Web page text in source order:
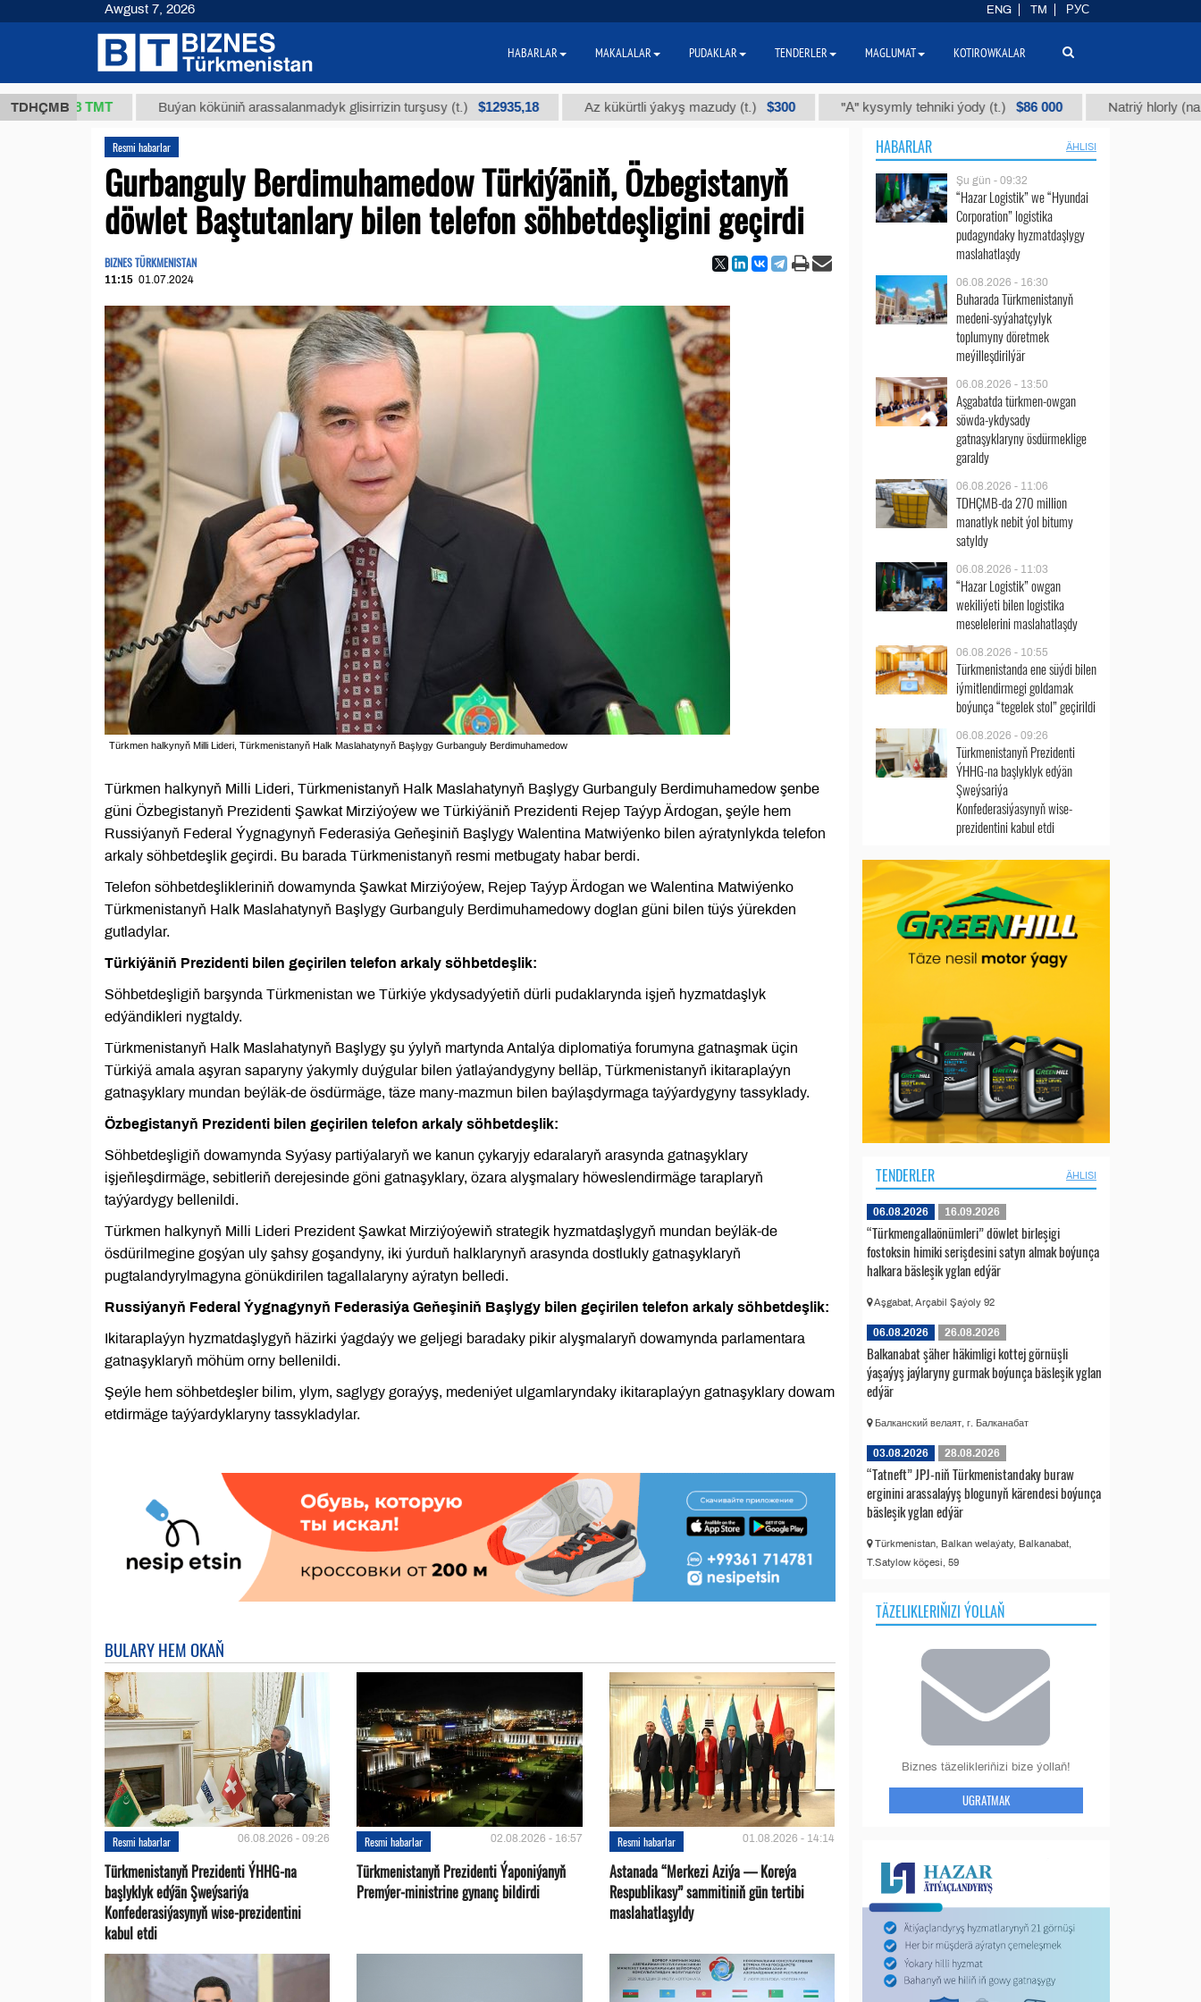
TDHÇMB
37,8 ТМТ Buýan köküniň arassalanmadyk glisirrizin turşusy (t.) $12935,18 Az kükürtli ýakyş mazudy (t.) $300 "А" kysymly tehniki ýody (t.) $86 000 Natriý hlorly (nahar
Resmi habarlar
Gurbanguly Berdimuhamedow Türkiýäniň, Özbegistanyň
döwlet Baştutanlary bilen telefon söhbetdeşligini geçirdi
BIZNES TÜRKMENISTAN
11:15 01.07.2024
Türkmen halkynyň Milli Lideri, Türkmenistanyň Halk Maslahatynyň Başlygy Gurbanguly Berdimuhamedow
Türkmen halkynyň Milli Lideri, Türkmenistanyň Halk Maslahatynyň Başlygy Gurbanguly Berdimuhamedow şenbe
güni Özbegistanyň Prezidenti Şawkat Mirziýoýew we Türkiýäniň Prezidenti Rejep Taýyp Ärdogan, şeýle hem
Russiýanyň Federal Ýygnagynyň Federasiýa Geňeşiniň Başlygy Walentina Matwiýenko bilen aýratynlykda telefon
arkaly söhbetdeşlik geçirdi. Bu barada Türkmenistanyň resmi metbugaty habar berdi.
Telefon söhbetdeşlikleriniň dowamynda Şawkat Mirziýoýew, Rejep Taýyp Ärdogan we Walentina Matwiýenko
Türkmenistanyň Halk Maslahatynyň Başlygy Gurbanguly Berdimuhamedowy doglan güni bilen tüýs ýürekden
gutladylar.
Türkiýäniň Prezidenti bilen geçirilen telefon arkaly söhbetdeşlik:
Söhbetdeşligiň barşynda Türkmenistan we Türkiýe ykdysadyýetiň dürli pudaklarynda işjeň hyzmatdaşlyk
edýändikleri nygtaldy.
Türkmenistanyň Halk Maslahatynyň Başlygy şu ýylyň martynda Antalýa diplomatiýa forumyna gatnaşmak üçin
Türkiýä amala aşyran saparyny ýakymly duýgular bilen ýatlaýandygyny belläp, Türkmenistanyň ikitaraplaýyn
gatnaşyklary mundan beýläk-de ösdürmäge, täze many-mazmun bilen baýlaşdyrmaga taýýardygyny tassyklady.
Özbegistanyň Prezidenti bilen geçirilen telefon arkaly söhbetdeşlik:
Söhbetdeşligiň dowamynda Syýasy partiýalaryň we kanun çykaryjy edaralaryň arasynda gatnaşyklary
işjeňleşdirmäge, sebitleriň derejesinde göni gatnaşyklary, özara alyşmalary höweslendirmäge taraplaryň
taýýardygy bellenildi.
Türkmen halkynyň Milli Lideri Prezident Şawkat Mirziýoýewiň strategik hyzmatdaşlygyň mundan beýläk-de
ösdürilmegine goşýan uly şahsy goşandyny, iki ýurduň halklarynyň arasynda dostlukly gatnaşyklaryň
pugtalandyrylmagyna gönükdirilen tagallalaryny aýratyn belledi.
Russiýanyň Federal Ýygnagynyň Federasiýa Geňeşiniň Başlygy bilen geçirilen telefon arkaly söhbetdeşlik:
Ikitaraplaýyn hyzmatdaşlygyň häzirki ýagdaýy we geljegi baradaky pikir alyşmalaryň dowamynda parlamentara
gatnaşyklaryň möhüm orny bellenildi.
Şeýle hem söhbetdeşler bilim, ylym, saglygy goraýyş, medeniýet ulgamlaryndaky ikitaraplaýyn gatnaşyklary dowam
etdirmäge taýýardyklaryny tassykladylar.
BULARY HEM OKAŇ
Resmi habarlar 06.08.2026 - 09:26
Türkmenistanyň Prezidenti ÝHHG-na
başlyklyk edýän Şweýsariýa
Konfederasiýasynyň wise-prezidentini
kabul etdi
Resmi habarlar 02.08.2026 - 16:57
Türkmenistanyň Prezidenti Ýaponiýanyň
Premýer-ministrine gynanç bildirdi
Resmi habarlar 01.08.2026 - 14:14
Astanada “Merkezi Aziýa — Koreýa
Respublikasy” sammitiniň gün tertibi
maslahatlaşyldy
HABARLAR ÄHLISI
Şu gün - 09:32
“Hazar Logistik” we “Hyundai
Corporation” logistika
pudagyndaky hyzmatdaşlygy
maslahatlaşdy
06.08.2026 - 16:30
Buharada Türkmenistanyň
medeni-syýahatçylyk
toplumyny döretmek
meýilleşdirilýär
06.08.2026 - 13:50
Aşgabatda türkmen-owgan
söwda-ykdysady
gatnaşyklaryny ösdürmeklige
garaldy
06.08.2026 - 11:06
TDHÇMB-da 270 million
manatlyk nebit ýol bitumy
satyldy
06.08.2026 - 11:03
“Hazar Logistik” owgan
wekiliýeti bilen logistika
meselelerini maslahatlaşdy
06.08.2026 - 10:55
Türkmenistanda ene süýdi bilen
iýmitlendirmegi goldamak
boýunça “tegelek stol” geçirildi
06.08.2026 - 09:26
Türkmenistanyň Prezidenti
ÝHHG-na başlyklyk edýän
Şweýsariýa
Konfederasiýasynyň wise-
prezidentini kabul etdi
TENDERLER ÄHLISI
06.08.2026 16.09.2026
“Türkmengallaönümleri” döwlet birleşigi
fostoksin himiki serişdesini satyn almak boýunça
halkara bäsleşik yglan edýär
Aşgabat, Arçabil Şaýoly 92
06.08.2026 26.08.2026
Balkanabat şäher häkimligi kottej görnüşli
ýaşaýyş jaýlaryny gurmak boýunça bäsleşik yglan
edýär
Балканский велаят, г. Балканабат
03.08.2026 28.08.2026
“Tatneft” JPJ-niň Türkmenistandaky buraw
erginini arassalaýyş blogunyň kärendesi boýunça
bäsleşik yglan edýär
Türkmenistan, Balkan welaýaty, Balkanabat,
T.Satylow köçesi, 59
TÄZELIKLERIŇIZI ÝOLLAŇ
Biznes täzelikleriňizi bize ýollaň!
UGRATMAK
Awgust 7, 2026 ENG TM РУС
HABARLAR MAKALALAR PUDAKLAR TENDERLER MAGLUMAT KOTIROWKALAR